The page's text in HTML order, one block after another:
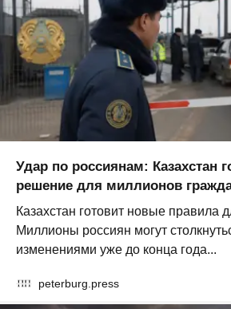
Удар по россиянам: Казахстан
решение для миллионов
Казахстан готовит новые правила
Миллионы россиян могут
изменениями уже до конца года...
peterburg.press